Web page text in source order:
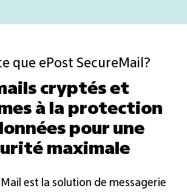
que ePost SecureMail?
cryptés et
à la protection
pour une
maximale
est la solution de messagerie